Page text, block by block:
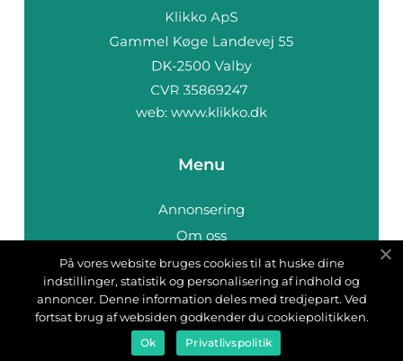
web: www.klikko.dk
Menu
Annonsering
Om oss
Cookies
Kontakta oss
Sitemap
På vores website bruges cookies til at huske dine
indstillinger, statistik og personalisering af indhold og
annoncer. Denne information deles med tredjepart. Ved
fortsat brug af websiden godkender du cookiepolitikken.
Ok Privatlivspolitik